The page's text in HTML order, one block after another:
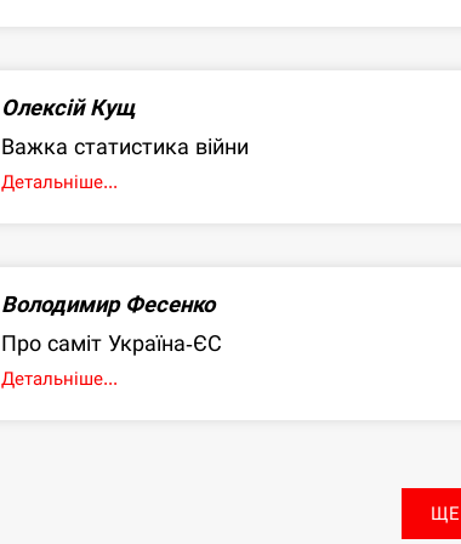
Олексій Кущ
Важка статистика війни
Детальніше...
Володимир Фесенко
Про саміт Україна-ЄС
Детальніше...